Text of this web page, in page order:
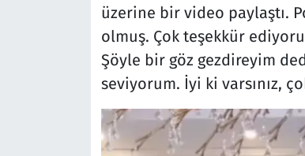
üzerine bir video paylaştı.
olmuş. Çok teşekkür
Şöyle bir göz gezdireyim
seviyorum. İyi ki varsınız,